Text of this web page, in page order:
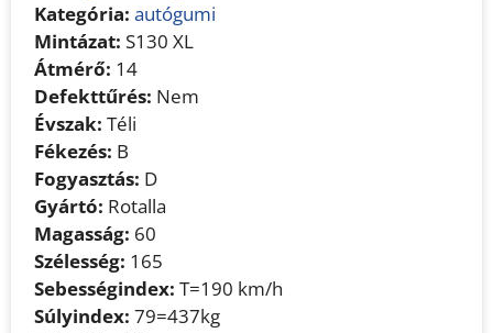
Kategória: autógumi
Mintázat: S130 XL
Átmérő: 14
Defekttűrés: Nem
Évszak: Téli
Fékezés: B
Fogyasztás: D
Gyártó: Rotalla
Magasság: 60
Szélesség: 165
Sebességindex: T=190 km/h
Súlyindex: 79=437kg